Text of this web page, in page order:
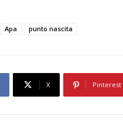
Apa punto nascita
X Pinterest